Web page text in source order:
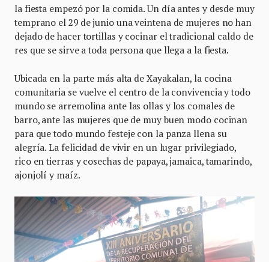
la fiesta empezó por la comida. Un día antes y desde muy
temprano el 29 de junio una veintena de mujeres no han
dejado de hacer tortillas y cocinar el tradicional caldo de
res que se sirve a toda persona que llega a la fiesta.
Ubicada en la parte más alta de Xayakalan, la cocina
comunitaria se vuelve el centro de la convivencia y todo
mundo se arremolina ante las ollas y los comales de
barro, ante las mujeres que de muy buen modo cocinan
para que todo mundo festeje con la panza llena su
alegría. La felicidad de vivir en un lugar privilegiado,
rico en tierras y cosechas de papaya, jamaica, tamarindo,
ajonjolí y maíz.